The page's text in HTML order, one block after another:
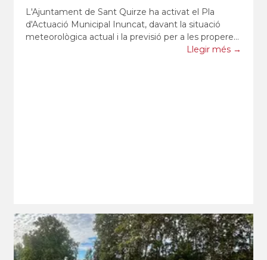
L'Ajuntament de Sant Quirze ha activat el Pla
d'Actuació Municipal Inuncat, davant la situació
meteorològica actual i la previsió per a les properes
hores. Els darrers comunicats del Centre deLlegir més →